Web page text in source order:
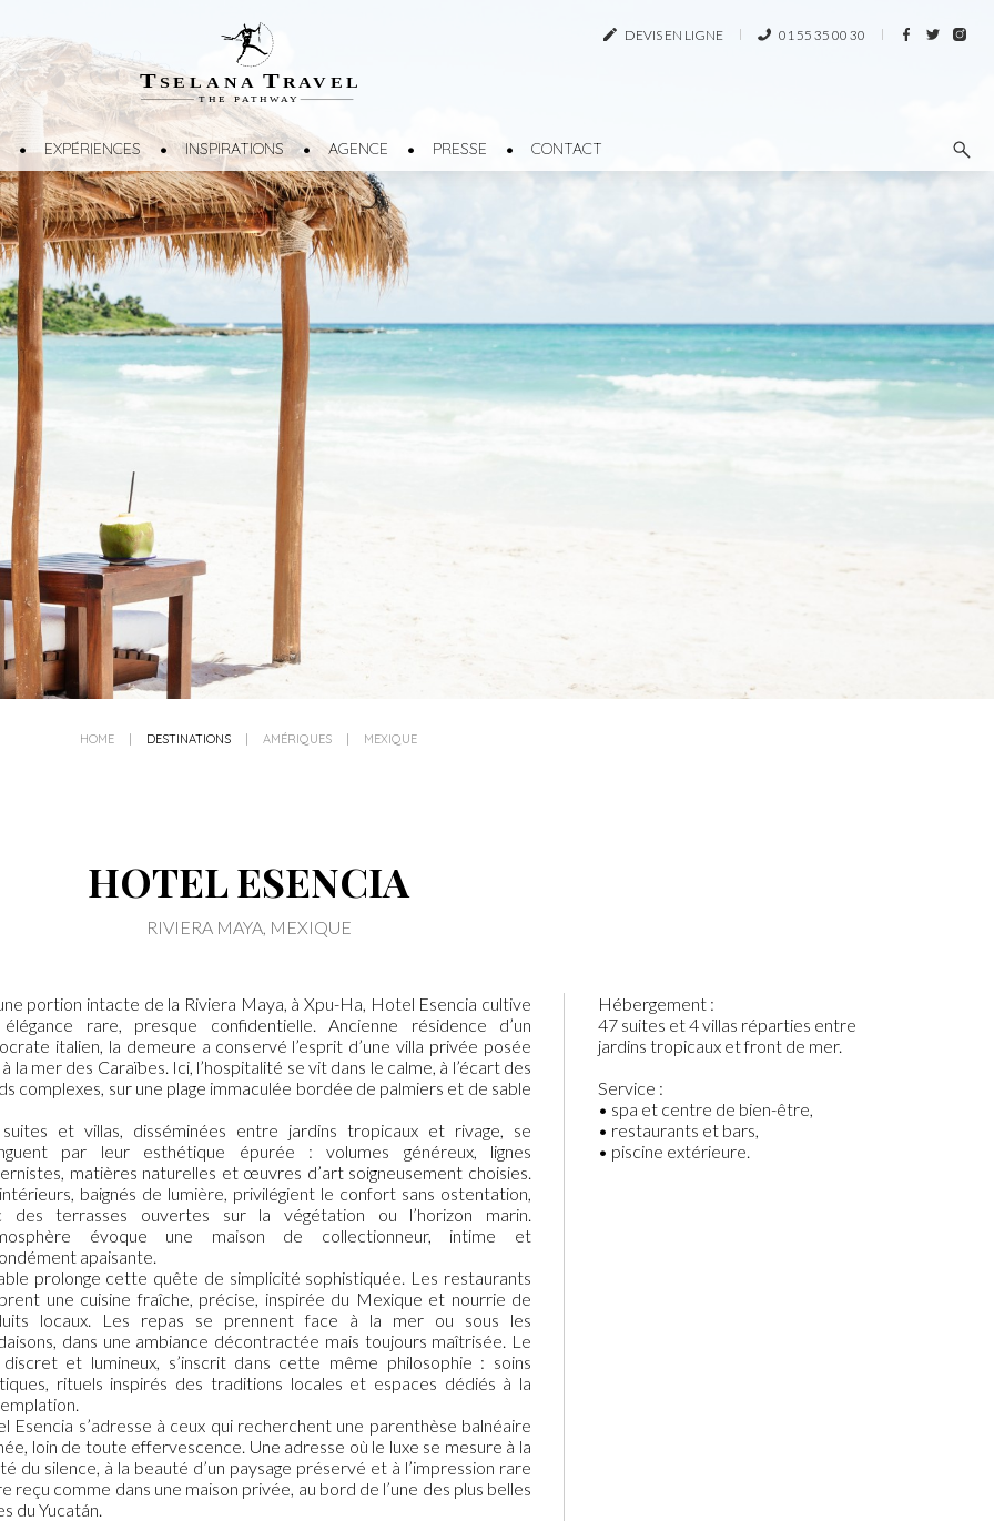
T SELANA T R AVEL
THE P A TH W A Y
EXPÉRIENCES INSPIRATIONS AGENCE PRESSE CONTACT
DEVIS EN LIGNE 01 55 35 00 30
HOME DESTINATIONS AMÉRIQUES MEXIQUE
HOTEL ESENCIA
RIVIERA MAYA, MEXIQUE
portion intacte de la Riviera Maya, à Xpu-Ha, Hotel Esencia cultive
rare, presque confidentielle. Ancienne résidence d’un
italien, la demeure a conservé l’esprit d’une villa privée posée
la mer des Caraïbes. Ici, l’hospitalité se vit dans le calme, à l’écart des
complexes, sur une plage immaculée bordée de palmiers et de sable
et villas, disséminées entre jardins tropicaux et rivage, se
par leur esthétique épurée : volumes généreux, lignes
matières naturelles et œuvres d’art soigneusement choisies.
baignés de lumière, privilégient le confort sans ostentation,
des terrasses ouvertes sur la végétation ou l’horizon marin.
évoque une maison de collectionneur, intime et
apaisante.
prolonge cette quête de simplicité sophistiquée. Les restaurants
une cuisine fraîche, précise, inspirée du Mexique et nourrie de
locaux. Les repas se prennent face à la mer ou sous les
dans une ambiance décontractée mais toujours maîtrisée. Le
discret et lumineux, s’inscrit dans cette même philosophie : soins
rituels inspirés des traditions locales et espaces dédiés à la
Esencia s’adresse à ceux qui recherchent une parenthèse balnéaire
loin de toute effervescence. Une adresse où le luxe se mesure à la
du silence, à la beauté d’un paysage préservé et à l’impression rare
reçu comme dans une maison privée, au bord de l’une des plus belles
du Yucatán.
Hébergement :
47 suites et 4 villas réparties entre
jardins tropicaux et front de mer.
Service :
• spa et centre de bien-être,
• restaurants et bars,
• piscine extérieure.